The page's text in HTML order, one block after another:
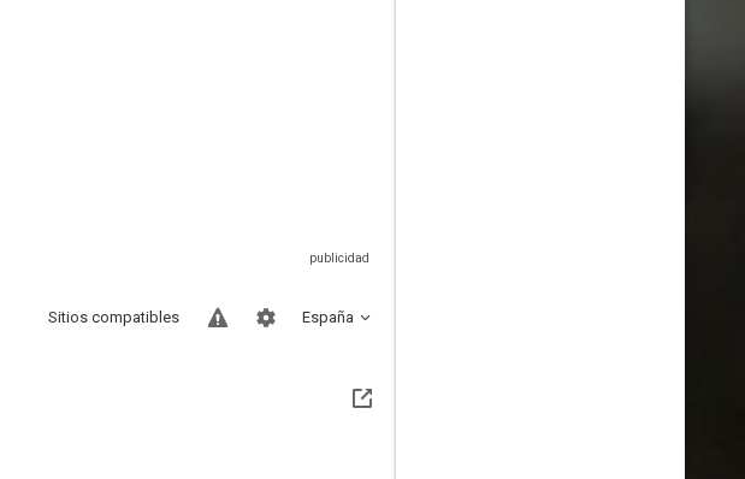
España
Sitios compatibles